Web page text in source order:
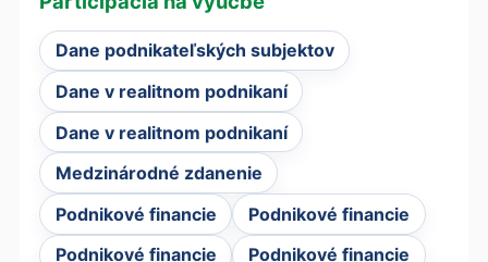
Dane podnikateľských subjektov
Dane v realitnom podnikaní
Dane v realitnom podnikaní
Medzinárodné zdanenie
Podnikové financie
Podnikové financie
Podnikové financie
Podnikové financie